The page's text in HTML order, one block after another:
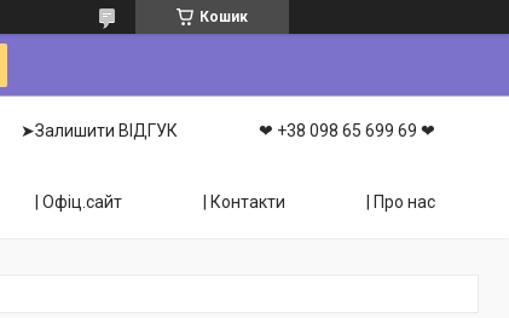
Кошик
➤Залишити ВІДГУК ❤ +38 098 65 699 69 ❤
| Офіц.сайт | Контакти | Про нас